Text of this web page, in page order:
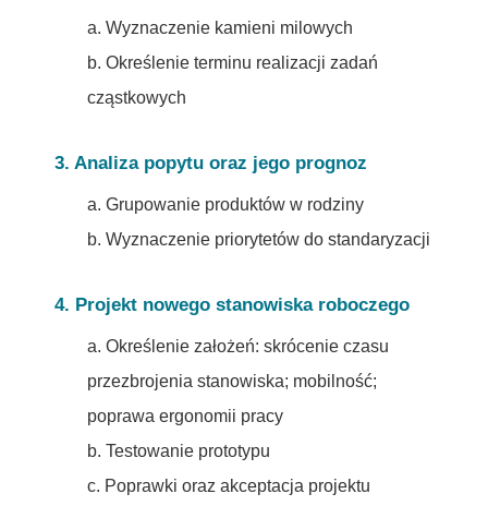
a. Wyznaczenie kamieni milowych
b. Określenie terminu realizacji zadań
cząstkowych
3. Analiza popytu oraz jego prognoz
a. Grupowanie produktów w rodziny
b. Wyznaczenie priorytetów do standaryzacji
4. Projekt nowego stanowiska roboczego
a. Określenie założeń: skrócenie czasu
przezbrojenia stanowiska; mobilność;
poprawa ergonomii pracy
b. Testowanie prototypu
c. Poprawki oraz akceptacja projektu